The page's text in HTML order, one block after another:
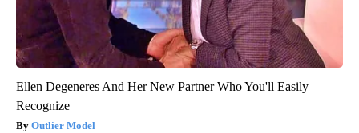
Ellen Degeneres And Her New Partner Who You'll Easily
Recognize
Outlier Model